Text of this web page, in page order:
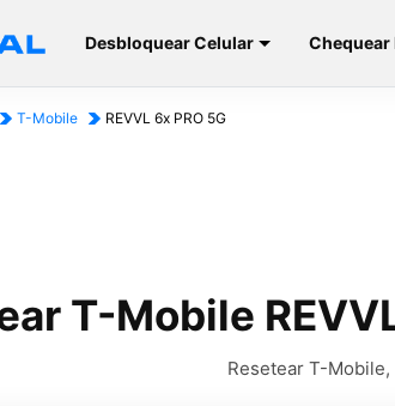
Desbloquear Celular Chequear
T-Mobile REVVL 6x PRO 5G
T-Mobile
Resetear T-